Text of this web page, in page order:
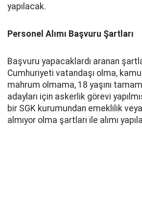
yapılacak.
Personel Alımı Başvuru Şartları
Başvuru yapacaklardı aranan
Cumhuriyeti vatandaşı olma,
mahrum olmama, 18 yaşını
adayları için askerlik görevi
bir SGK kurumundan emeklilik veya
almıyor olma şartları ile alımı